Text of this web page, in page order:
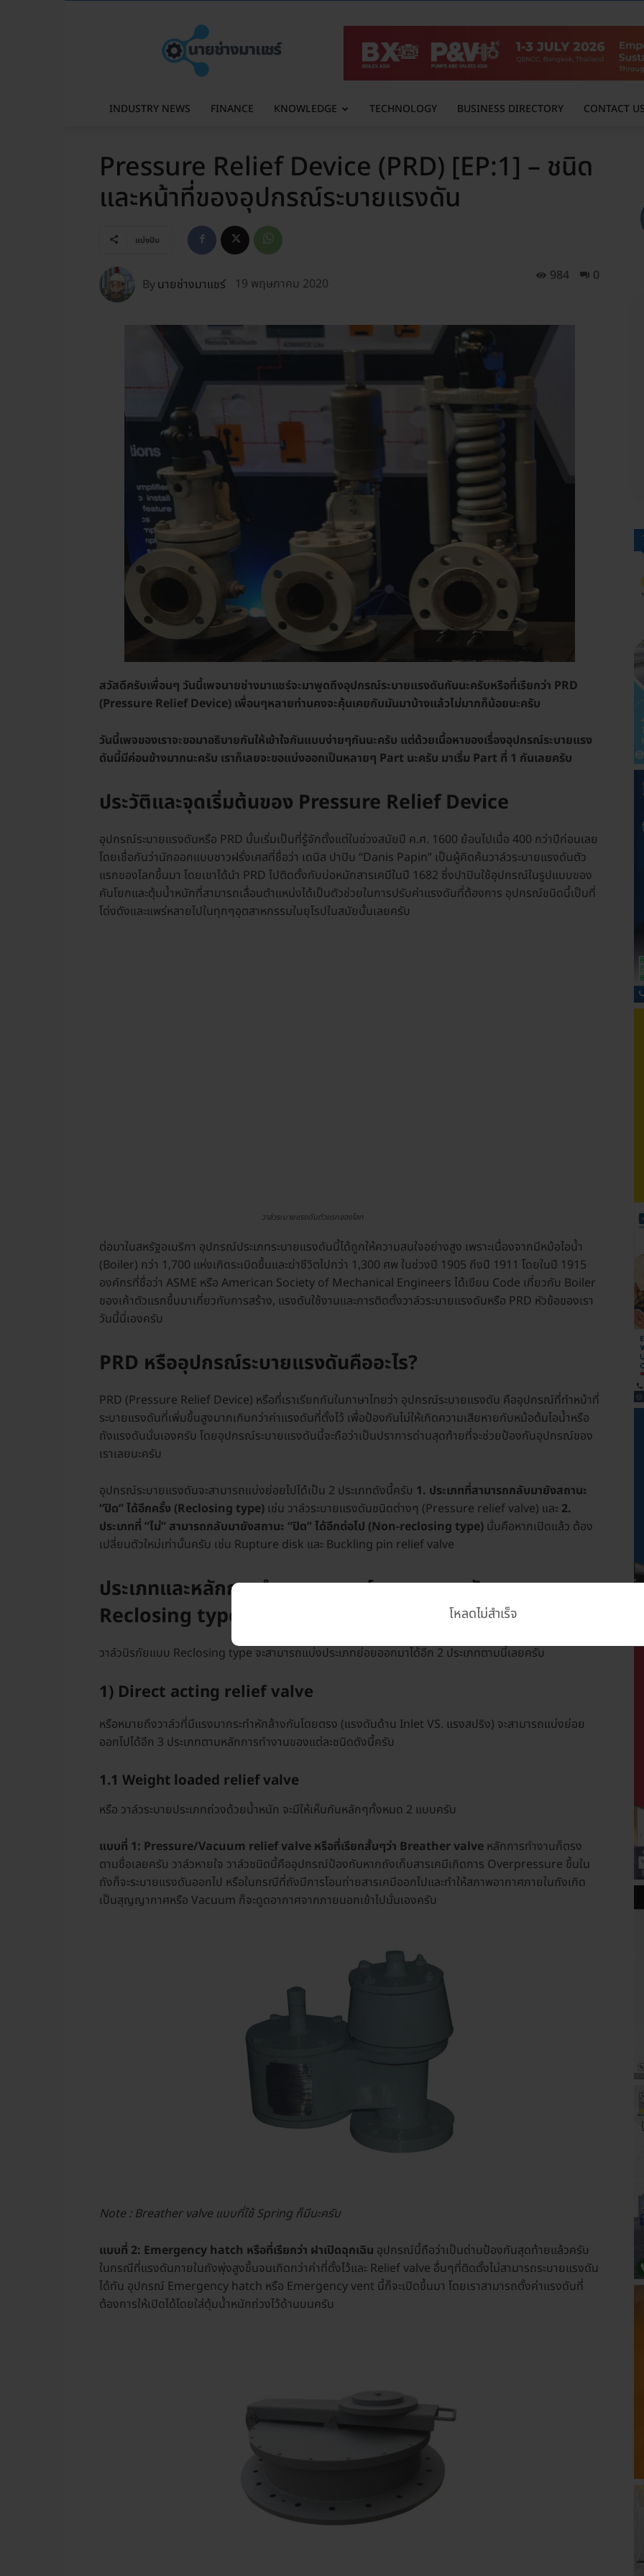
โหลดไม่สำเร็จ
ช่าง
INDUSTRY NEWS FINANCE KNOWLEDGE TECHNOLOGY BUSINESS DIRECTORY CONTACT
Pressure Relief Device (PRD) [EP:1] – ชนิด
และหน้าที่ของอุปกรณ์ระบายแรงดัน
แบ่งปัน
0
984
Byนายช่างมาแชร์ 19 พฤษภาคม 2020
สวัสดีครับเพื่อนๆ วันนี้เพจนายช่างมาแชร์จะมาพูดถึงอุปกรณ์ระบายแรงดันกันนะครับหรือที่เรียกว่า PRD
(Pressure Relief Device) เพื่อนๆหลายท่านคงจะคุ้นเคยกับมันมาบ้างแล้วไม่มากก็น้อยนะครับ
วันนี้เพจของเราจะขอมาอธิบายกันให้เข้าใจกันแบบง่ายๆกันนะครับ แต่ด้วยเนื้อหาของเรื่องอุปกรณ์ระบายแรง
ดันนี้มีค่อนข้างมากนะครับ เราก็เลยจะขอแบ่งออกเป็นหลายๆ Part นะครับ มาเริ่ม Part ที่ 1 กันเลยครับ
ประวัติและจุดเริ่มต้นของ Pressure Relief Device
อุปกรณ์ระบายแรงดันหรือ PRD นั้นเริ่มเป็นที่รู้จักตั้งแต่ในช่วงสมัยปี ค.ศ. 1600 ย้อนไปเมื่อ 400 กว่าปีก่อนเลย
โดยเชื่อกันว่านักออกแบบชาวฝรั่งเศสที่ชื่อว่า เดนิส ปาปิน “Danis Papin” เป็นผู้คิดค้นวาล์วระบายแรงดันตัว
แรกของโลกขึ้นมา โดยเขาได้นำ PRD ไปติดตั้งกับบ่อหมักสารเคมีในปี 1682 ซึ่งปาปินใช้อุปกรณ์ในรูปแบบของ
คันโยกและตุ้มน้ำหนักที่สามารถเลื่อนตำแหน่งได้เป็นตัวช่วยในการปรับค่าแรงดันที่ต้องการ อุปกรณ์ชนิดนี้เป็นที่
โด่งดังและแพร่หลายไปในทุกๆอุตสาหกรรมในยุโรปในสมัยนั้นเลยครับ
วาล์วระบายแรงดันตัวแรกของโลก
ต่อมาในสหรัฐอเมริกา อุปกรณ์ประเภทระบายแรงดันนี้ได้ถูกให้ความสนใจอย่างสูง เพราะเนื่องจากมีหม้อไอน้ำ
(Boiler) กว่า 1,700 แห่งเกิดระเบิดขึ้นและฆ่าชีวิตไปกว่า 1,300 ศพ ในช่วงปี 1905 ถึงปี 1911 โดยในปี 1915
องค์กรที่ชื่อว่า ASME หรือ American Society of Mechanical Engineers ได้เขียน Code เกี่ยวกับ Boiler
ของเค้าตัวแรกขึ้นมาเกี่ยวกับการสร้าง, แรงดันใช้งานและการติดตั้งวาล์วระบายแรงดันหรือ PRD หัวข้อของเรา
วันนี้นี่เองครับ
PRD หรืออุปกรณ์ระบายแรงดันคืออะไร?
PRD (Pressure Relief Device) หรือที่เราเรียกกันในภาษาไทยว่า อุปกรณ์ระบายแรงดัน คืออุปกรณ์ที่ทำหน้าที่
ระบายแรงดันที่เพิ่มขึ้นสูงมากเกินกว่าค่าแรงดันที่ตั้งไว้ เพื่อป้องกันไม่ให้เกิดความเสียหายกับหม้อต้มไอน้ำหรือ
ถังแรงดันนั่นเองครับ โดยอุปกรณ์ระบายแรงดันนี้จะถือว่าเป็นปราการด่านสุดท้ายที่จะช่วยป้องกันอุปกรณ์ของ
เราเลยนะครับ
อุปกรณ์ระบายแรงดันจะสามารถแบ่งย่อยไปได้เป็น 2 ประเภทดังนี้ครับ 1. ประเภทที่สามารถกลับมายังสถานะ
“ปิด” ได้อีกครั้ง (Reclosing type) เช่น วาล์วระบายแรงดันชนิดต่างๆ (Pressure relief valve) และ 2.
ประเภทที่ ”ไม่” สามารถกลับมายังสถานะ “ปิด” ได้อีกต่อไป (Non-reclosing type) นั่นคือหากเปิดแล้ว ต้อง
เปลี่ยนตัวใหม่เท่านั้นครับ เช่น Rupture disk และ Buckling pin relief valve
ประเภทและหลักการทำงานของวาล์วระบายแรงดันแบบ
Reclosing type
วาล์วนิรภัยแบบ Reclosing type จะสามารถแบ่งประเภทย่อยออกมาได้อีก 2 ประเภทตามนี้เลยครับ
1) Direct acting relief valve
หรือหมายถึงวาล์วที่มีแรงมากระทำหักล้างกันโดยตรง (แรงดันด้าน Inlet VS. แรงสปริง) จะสามารถแบ่งย่อย
ออกไปได้อีก 3 ประเภทตามหลักการทำงานของแต่ละชนิดดังนี้ครับ
1.1 Weight loaded relief valve
หรือ วาล์วระบายประเภทถ่วงด้วยน้ำหนัก จะมีให้เห็นกันหลักๆทั้งหมด 2 แบบครับ
แบบที่ 1: Pressure/Vacuum relief valve หรือที่เรียกสั้นๆว่า Breather valve หลักการทำงานก็ตรง
ตามชื่อเลยครับ วาล์วหายใจ วาล์วชนิดนี้คืออุปกรณ์ป้องกันหากถังเก็บสารเคมีเกิดการ Overpressure ขึ้นใน
ถังก็จะระบายแรงดันออกไป หรือในกรณีที่ถังมีการโอนถ่ายสารเคมีออกไปและทำให้สภาพอากาศภายในถังเกิด
เป็นสุญญากาศหรือ Vacuum ก็จะดูดอากาศจากภายนอกเข้าไปนั่นเองครับ
Note : Breather valve แบบที่ใช้ Spring ก็มีนะครับ
แบบที่ 2: Emergency hatch หรือที่เรียกว่า ฝาเปิดฉุกเฉิน อุปกรณ์นี้ถือว่าเป็นด่านป้องกันสุดท้ายแล้วครับ
ในกรณีที่แรงดันภายในถังพุ่งสูงขึ้นจนเกิดกว่าค่าที่ตั้งไว้และ Relief valve อื่นๆที่ติดตั้งไม่สามารถระบายแรงดัน
ได้ทัน อุปกรณ์ Emergency hatch หรือ Emergency vent นี้ก็จะเปิดขึ้นมา โดยเราสามารถตั้งค่าแรงดันที่
ต้องการให้เปิดได้โดยใส่ตุ้มน้ำหนักถ่วงไว้ด้านบนครับ